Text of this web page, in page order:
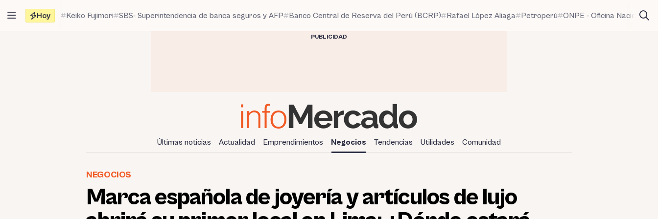
contenido
Hoy Keiko Fujimori SBS- Superintendencia de banca seguros y AFP Banco Central de Reserva del Perú (BCRP) Rafael López Aliaga Petroperú ONPE - Oficina Nacional
PUBLICIDAD
Últimas noticias Actualidad Emprendimientos Negocios Tendencias Utilidades Comunidad
NEGOCIOS
Marca española de joyería y artículos de lujo